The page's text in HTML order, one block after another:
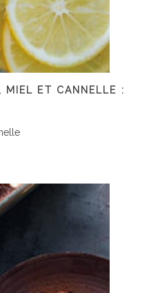
ET CANNELLE :